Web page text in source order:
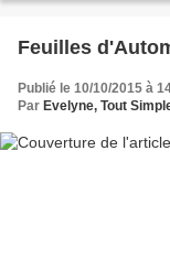
Feuilles
Publié le 10/10/2015 à
Par Evelyne, Tout